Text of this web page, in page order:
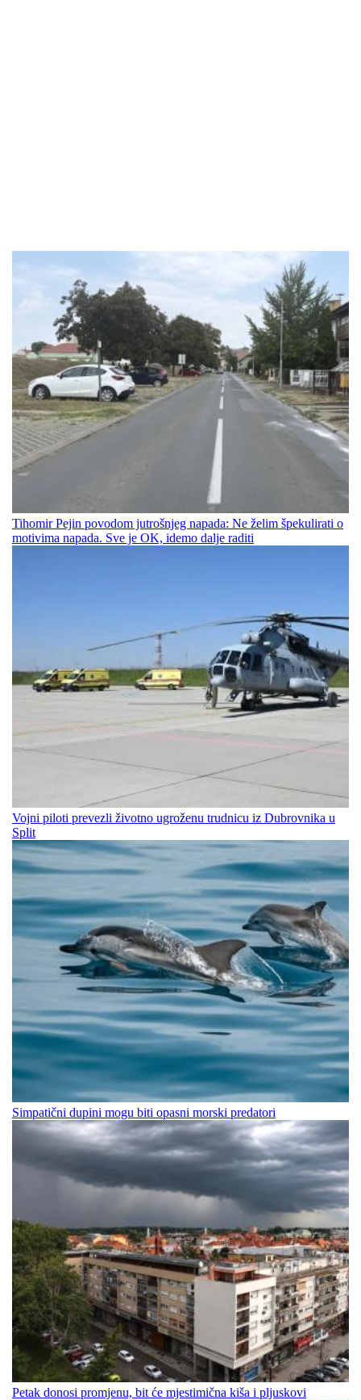
Tihomir Pejin povodom jutrošnjeg napada: Ne želim špekulirati o
motivima napada. Sve je OK, idemo dalje raditi
Vojni piloti prevezli životno ugroženu trudnicu iz Dubrovnika u
Split
Simpatični dupini mogu biti opasni morski predatori
Petak donosi promjenu, bit će mjestimična kiša i pljuskovi